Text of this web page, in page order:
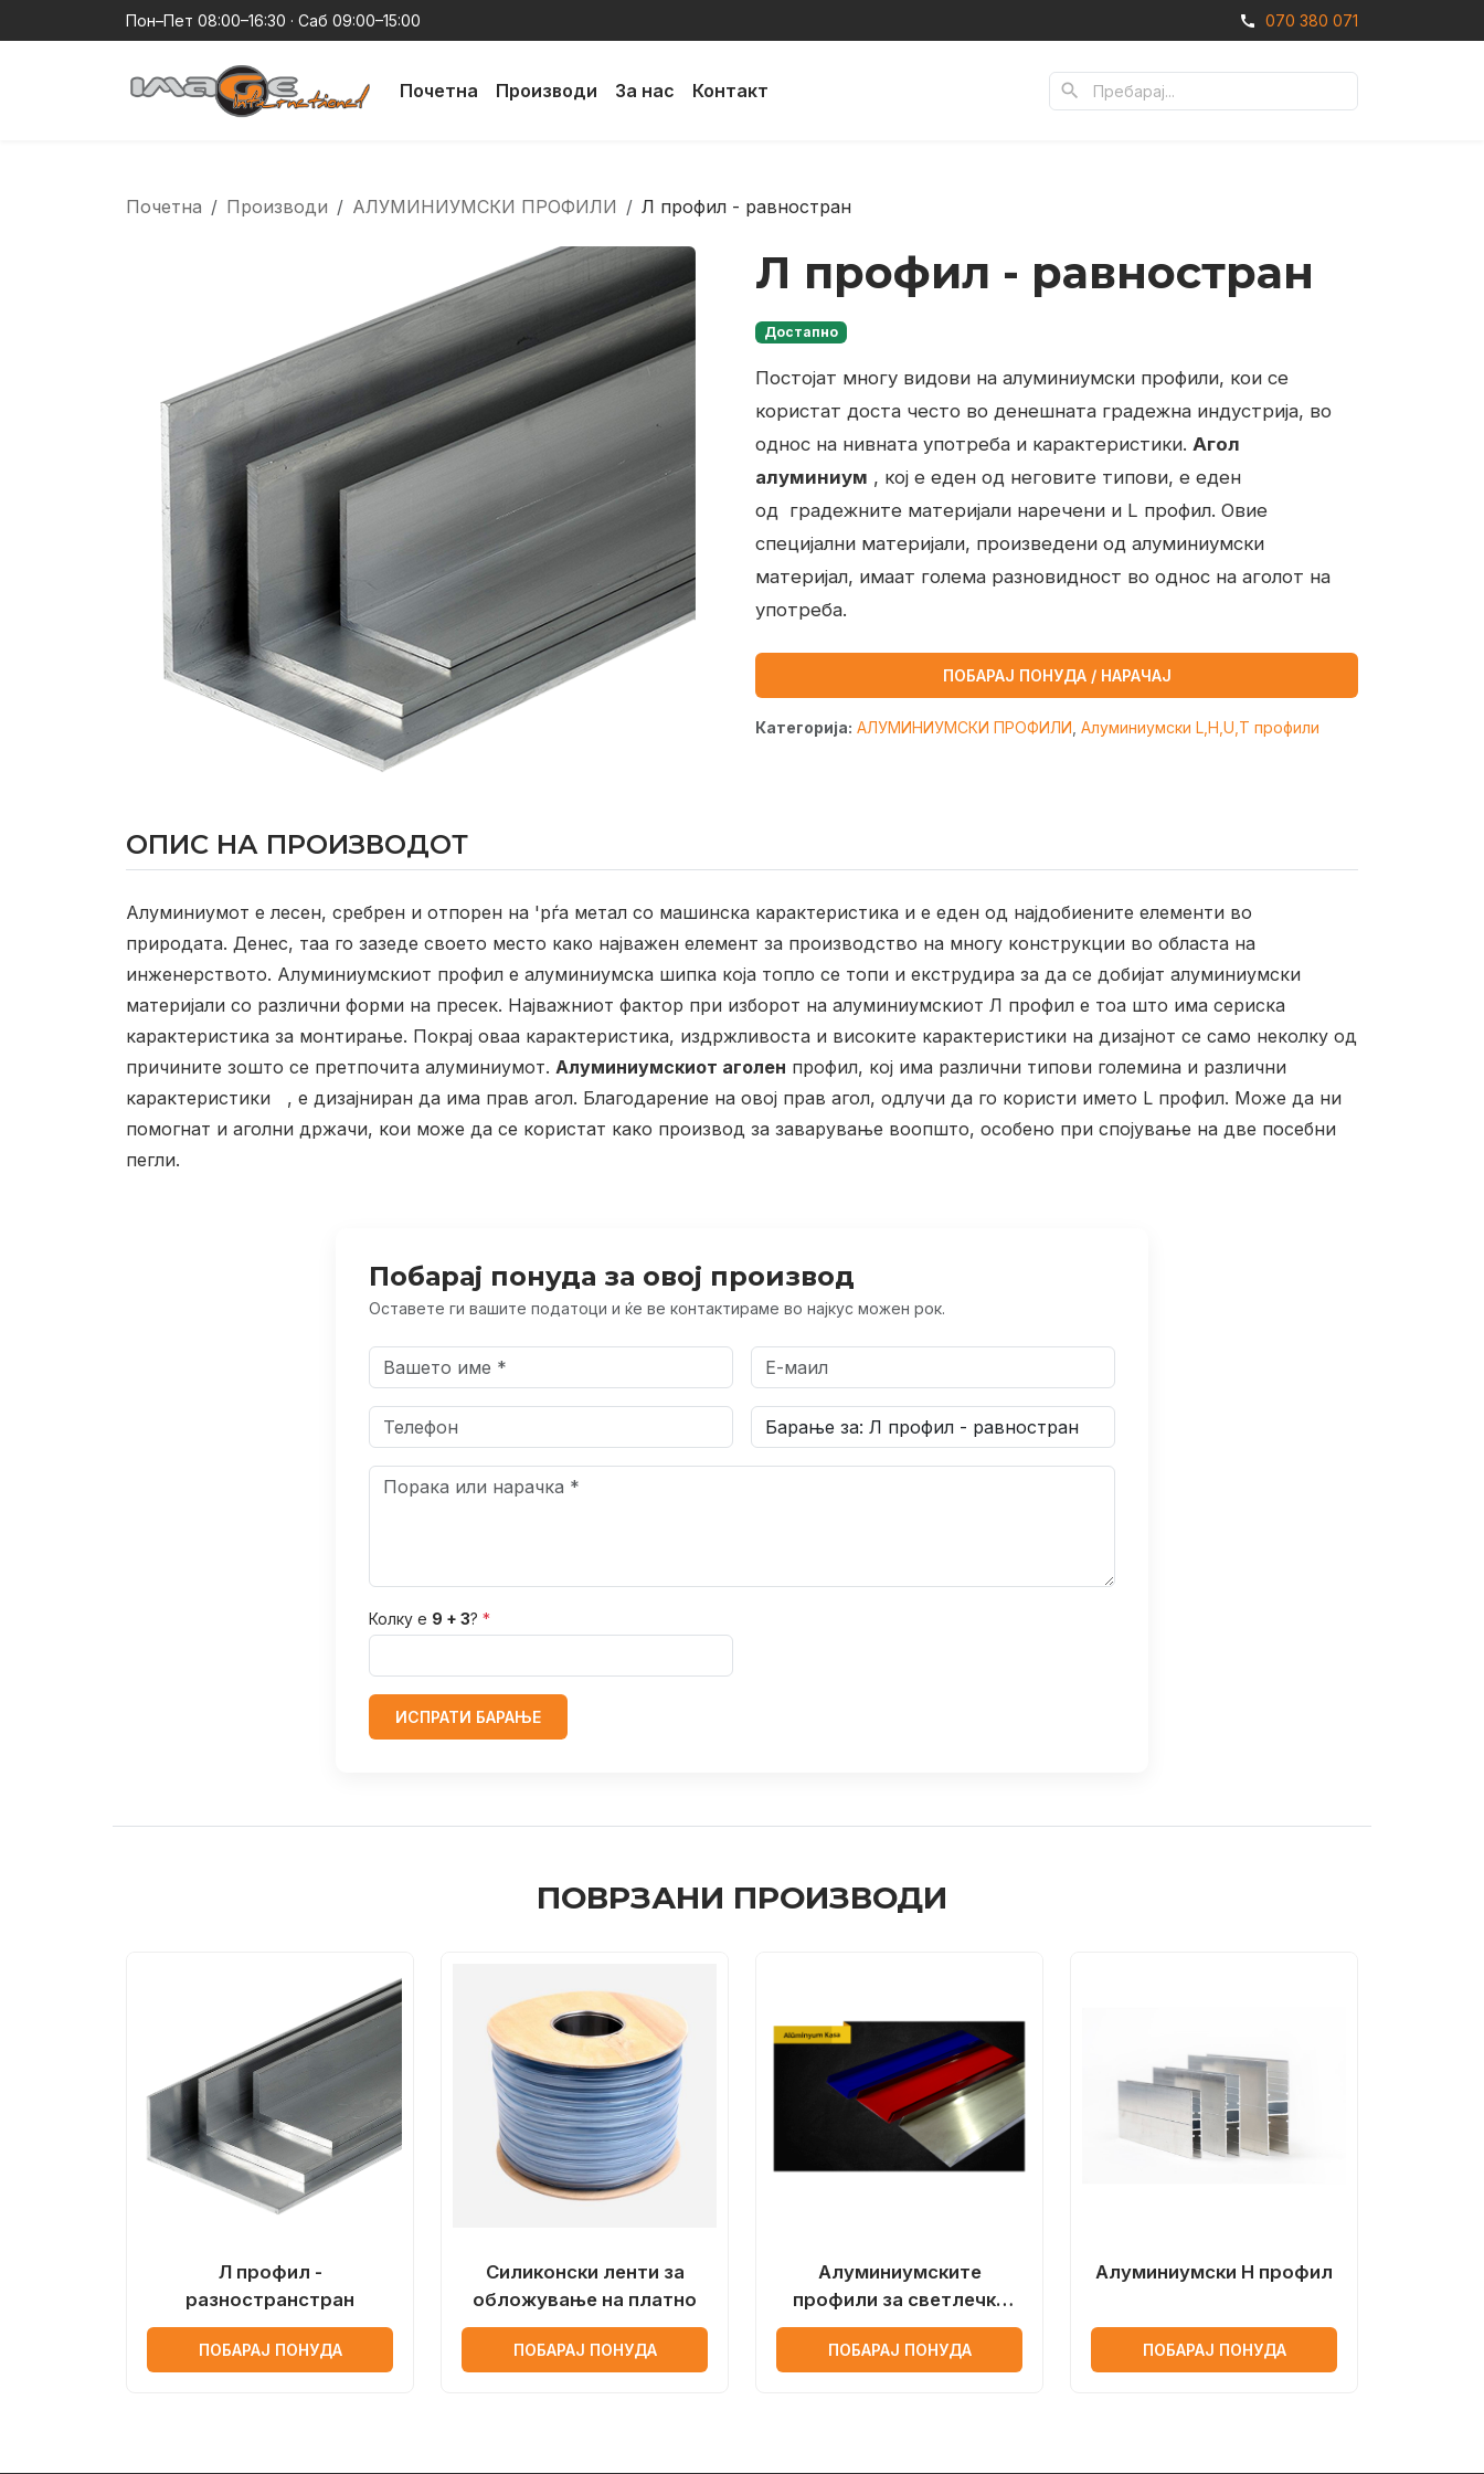
Пон–Пет 08:00–16:30 · Саб 09:00–15:00 call 070 380 071
Почетна Производи За нас Контакт search
Почетна Производи АЛУМИНИУМСКИ ПРОФИЛИ Л профил - равностран
Л профил - равностран
Достапно
Постојат многу видови на алуминиумски профили, кои се
користат доста често во денешната градежна индустрија, во
однос на нивната употреба и карактеристики. Агол
алуминиум , кој е еден од неговите типови, е еден
од градежните материјали наречени и L профил. Овие
специјални материјали, произведени од алуминиумски
материјал, имаат голема разновидност во однос на аголот на
употреба.
ПОБАРАЈ ПОНУДА / НАРАЧАЈ
Категорија: АЛУМИНИУМСКИ ПРОФИЛИ Алуминиумски L,H,U,T профили
ОПИС НА ПРОИЗВОДОТ
Алуминиумот е лесен, сребрен и отпорен на 'рѓа метал со машинска карактеристика и е еден од најдобиените елементи во
природата. Денес, таа го зазеде своето место како најважен елемент за производство на многу конструкции во областа на
инженерството. Алуминиумскиот профил е алуминиумска шипка која топло се топи и екструдира за да се добијат алуминиумски
материјали со различни форми на пресек. Најважниот фактор при изборот на алуминиумскиот Л профил е тоа што има сериска
карактеристика за монтирање. Покрај оваа карактеристика, издржливоста и високите карактеристики на дизајнот се само неколку од
причините зошто се претпочита алуминиумот. Алуминиумскиот аголен профил, кој има различни типови големина и различни
карактеристики , е дизајниран да има прав агол. Благодарение на овој прав агол, одлучи да го користи името L профил. Може да ни
помогнат и аголни држачи, кои може да се користат како производ за заварување воопшто, особено при спојување на две посебни
пегли.
Побарај понуда за овој производ
Оставете ги вашите податоци и ќе ве контактираме во најкус можен рок.
Колку е 9 + 3? *
ИСПРАТИ БАРАЊЕ
ПОВРЗАНИ ПРОИЗВОДИ
Л профил -
разностранстран
ПОБАРАЈ ПОНУДА
Силиконски ленти за
обложување на платно
ПОБАРАЈ ПОНУДА
Алуминиумските
профили за светлечки
реклами
ПОБАРАЈ ПОНУДА
Алуминиумски H профил
ПОБАРАЈ ПОНУДА